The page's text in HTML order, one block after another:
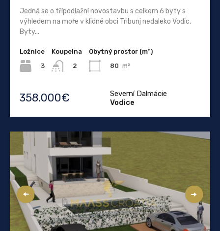
Jedná se o třípodlažní novostavbu s celkem 6 byty s
výhledem na moře v klidné obci Tribunj nedaleko Vodic.
Byty...
Ložnice
3
Koupelna
2
Obytný prostor (m²)
80 m²
358.000€
Severní Dalmácie
Vodice